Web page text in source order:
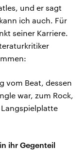
und er sagt
ich auch. Für
seiner Karriere.
vom Beat, dessen
war, zum Rock,
ihr Gegenteil